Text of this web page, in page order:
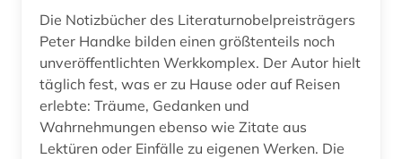
Die Notizbücher des Literaturnobelpreisträgers
Peter Handke bilden einen größtenteils noch
unveröffentlichten Werkkomplex. Der Autor hielt
täglich fest, was er zu Hause oder auf Reisen
erlebte: Träume, Gedanken und
Wahrnehmungen ebenso wie Zitate aus
Lektüren oder Einfälle zu eigenen Werken. Die